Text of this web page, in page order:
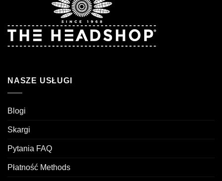
NASZE USŁUGI
Blogi
Skargi
Pytania FAQ
Płatność Methods